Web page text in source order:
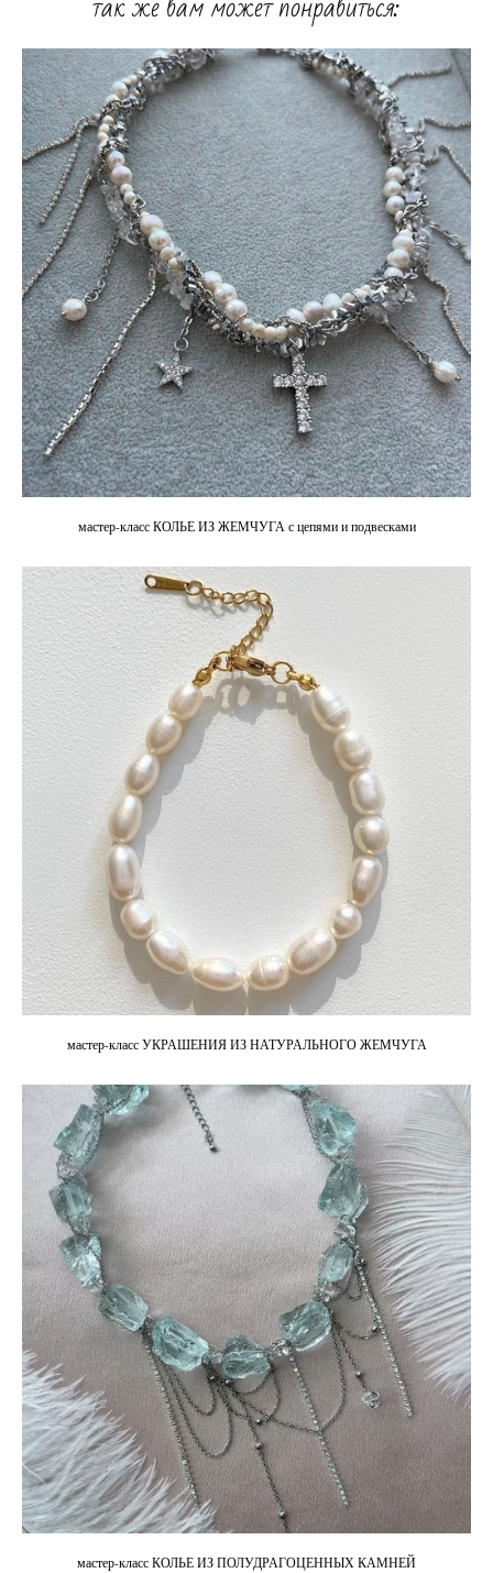
мастер-класс КОЛЬЕ ИЗ ЖЕМЧУГА с цепями и подвесками
мастер-класс УКРАШЕНИЯ ИЗ НАТУРАЛЬНОГО ЖЕМЧУГА
мастер-класс КОЛЬЕ ИЗ ПОЛУДРАГОЦЕННЫХ КАМНЕЙ